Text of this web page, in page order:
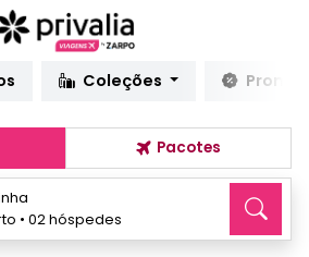
Coleções
Pacotes
• 02 hóspedes